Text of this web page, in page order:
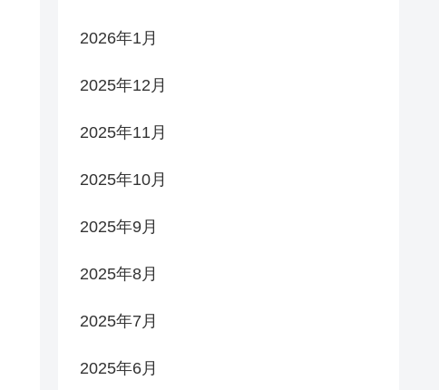
2026年1月
2025年12月
2025年11月
2025年10月
2025年9月
2025年8月
2025年7月
2025年6月